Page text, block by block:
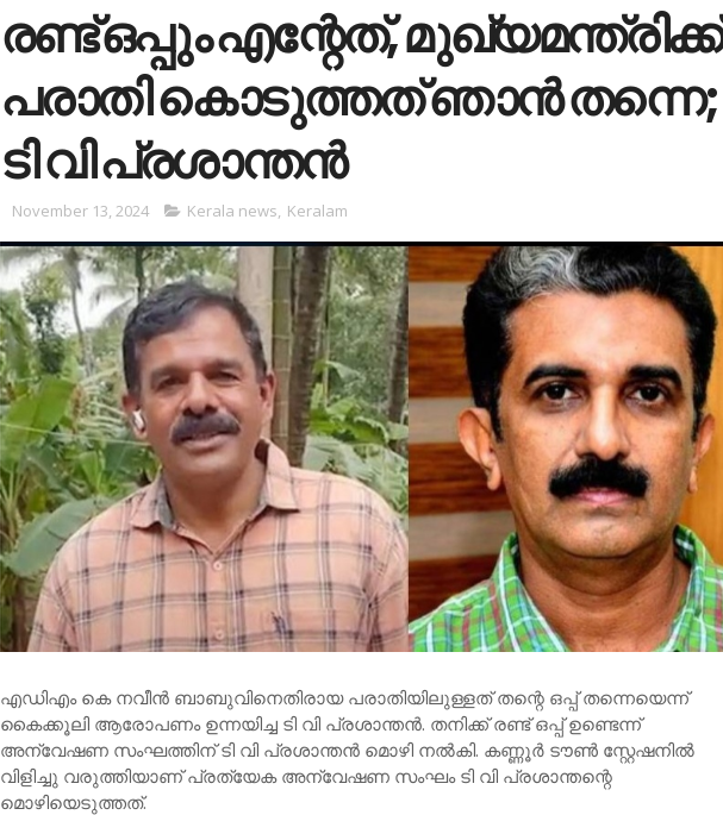
രണ്ട് ഒപ്പും എന്റേത്, മുഖ്യമന്ത്രിക്ക്
പരാതി കൊടുത്തത് ഞാന്‍ തന്നെ;
ടി വി പ്രശാന്തന്‍
November 13, 2024 Kerala news, Keralam
എഡിഎം കെ നവീന്‍ ബാബുവിനെതിരായ പരാതിയിലുള്ളത് തന്റെ ഒപ്പ് തന്നെയെന്ന്
കൈക്കൂലി ആരോപണം ഉന്നയിച്ച ടി വി പ്രശാന്തന്‍. തനിക്ക് രണ്ട് ഒപ്പ് ഉണ്ടെന്ന്
അന്വേഷണ സംഘത്തിന് ടി വി പ്രശാന്തന്‍ മൊഴി നല്‍കി. കണ്ണൂര്‍ ടൗണ്‍ സ്റ്റേഷനില്‍
വിളിച്ചു വരുത്തിയാണ് പ്രത്യേക അന്വേഷണ സംഘം ടി വി പ്രശാന്തന്റെ
മൊഴിയെടുത്തത്.